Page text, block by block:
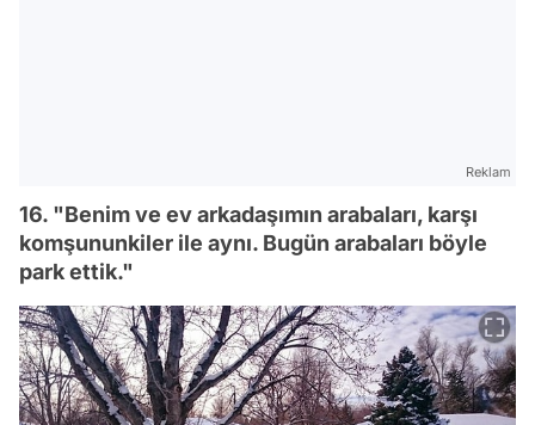
Reklam
16. "Benim ve ev arkadaşımın arabaları, karşı
komşununkiler ile aynı. Bugün arabaları böyle
park ettik."